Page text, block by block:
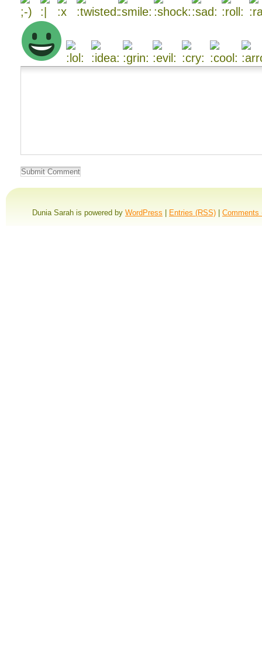
Dunia Sarah is powered by WordPress Entries (RSS) Comments